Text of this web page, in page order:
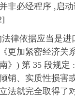
非必经程序 ,启
律依据应当是
《更加紧密经济
》) 第 35 段规
销、实质性损害
法就完全取得了